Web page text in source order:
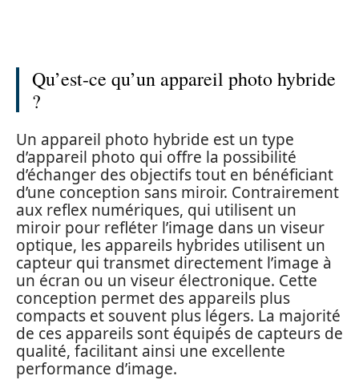
Qu’est-ce qu’un appareil photo hybride
?
Un appareil photo hybride est un type
d’appareil photo qui offre la possibilité
d’échanger des objectifs tout en bénéficiant
d’une conception sans miroir. Contrairement
aux reflex numériques, qui utilisent un
miroir pour refléter l’image dans un viseur
optique, les appareils hybrides utilisent un
capteur qui transmet directement l’image à
un écran ou un viseur électronique. Cette
conception permet des appareils plus
compacts et souvent plus légers. La majorité
de ces appareils sont équipés de capteurs de
qualité, facilitant ainsi une excellente
performance d’image.